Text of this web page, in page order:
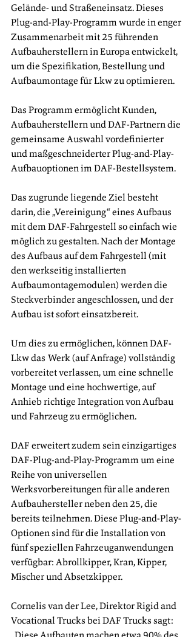
Gelände- und Straßeneinsatz. Dieses
Plug-and-Play-Programm wurde in enger
Zusammenarbeit mit 25 führenden
Aufbauherstellern in Europa entwickelt,
um die Spezifikation, Bestellung und
Aufbaumontage für Lkw zu optimieren.
Das Programm ermöglicht Kunden,
Aufbauherstellern und DAF-Partnern die
gemeinsame Auswahl vordefinierter
und maßgeschneiderter Plug-and-Play-
Aufbauoptionen im DAF-Bestellsystem.
Das zugrunde liegende Ziel besteht
darin, die „Vereinigung“ eines Aufbaus
mit dem DAF-Fahrgestell so einfach wie
möglich zu gestalten. Nach der Montage
des Aufbaus auf dem Fahrgestell (mit
den werkseitig installierten
Aufbaumontagemodulen) werden die
Steckverbinder angeschlossen, und der
Aufbau ist sofort einsatzbereit.
Um dies zu ermöglichen, können DAF-
Lkw das Werk (auf Anfrage) vollständig
vorbereitet verlassen, um eine schnelle
Montage und eine hochwertige, auf
Anhieb richtige Integration von Aufbau
und Fahrzeug zu ermöglichen.
DAF erweitert zudem sein einzigartiges
DAF-Plug-and-Play-Programm um eine
Reihe von universellen
Werksvorbereitungen für alle anderen
Aufbauhersteller neben den 25, die
bereits teilnehmen. Diese Plug-and-Play-
Optionen sind für die Installation von
fünf speziellen Fahrzeuganwendungen
verfügbar: Abrollkipper, Kran, Kipper,
Mischer und Absetzkipper.
Cornelis van der Lee, Direktor Rigid and
Vocational Trucks bei DAF Trucks sagt: